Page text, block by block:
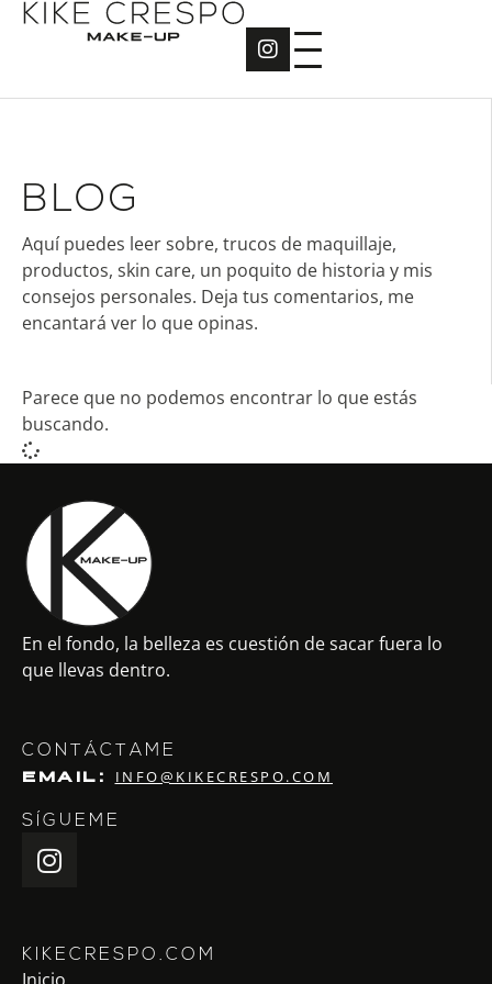
BLOG
Aquí puedes leer sobre, trucos de maquillaje,
productos, skin care, un poquito de historia y mis
consejos personales. Deja tus comentarios, me
encantará ver lo que opinas.
Parece que no podemos encontrar lo que estás
buscando.
En el fondo, la belleza es cuestión de sacar fuera lo
que llevas dentro.
CONTÁCTAME
EMAIL: INFO@KIKECRESPO.COM
SÍGUEME
KIKECRESPO.COM